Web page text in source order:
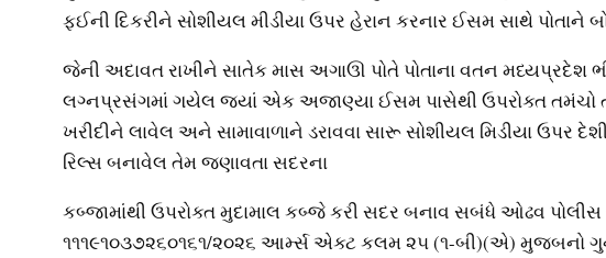
ફઈની દિકરીને સોશીયલ મીડીયા ઉપર હેરાન કરનાર ઈસમ સાથે પોતાને
જેની અદાવત રાખીને સાતેક માસ અગાઊ પોતે પોતાના વતન મધ્યપ્રદેશ
લગ્નપ્રસંગમાં ગયેલ જ્યાં એક અજાણ્યા ઈસમ પાસેથી ઉપરોક્ત તમંચો
ખરીદીને લાવેલ અને સામાવાળાને ડરાવવા સારૂ સોશીયલ મિડીયા ઉપર
રિલ્સ બનાવેલ તેમ જણાવતા સદરના
કબ્જામાંથી ઉપરોક્ત મુદામાલ કબ્જે કરી સદર બનાવ સબંધે ઓઢવ
૧૧૧૯૧૦૩૭૨૬૦૧૬૧/૨૦૨૬ આર્મ્સ એક્ટ કલમ ૨૫ (૧-બી)(એ) મુજબનો